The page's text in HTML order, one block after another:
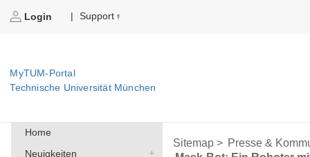
Login | Support
MyTUM-Portal
Technische Universität München
Home
Neuigkeiten
Sitemap > Presse &